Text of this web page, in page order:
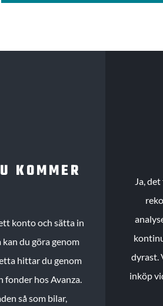
KOMMER
konto och sätta in
du göra genom
hittar du genom
fonder hos Avanza.
så som bilar,
Ja,
dyrast.
inköp